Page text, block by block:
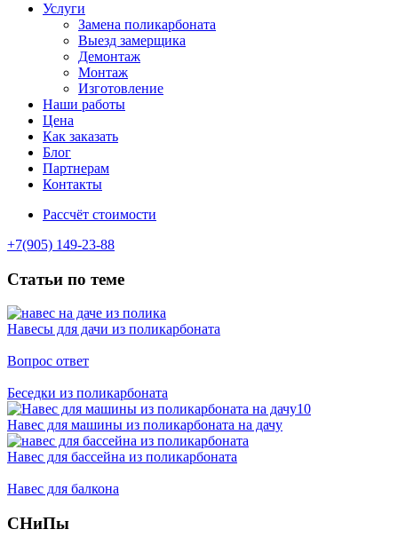
Услуги
Замена поликарбоната
Выезд замерщика
Демонтаж
Монтаж
Изготовление
Наши работы
Цена
Как заказать
Блог
Партнерам
Контакты
Рассчёт стоимости
+7(905) 149-23-88
Статьи по теме
Навесы для дачи из поликарбоната
Вопрос ответ
Беседки из поликарбоната
Навес для машины из поликарбоната на дачу
Навес для бассейна из поликарбоната
Навес для балкона
СНиПы